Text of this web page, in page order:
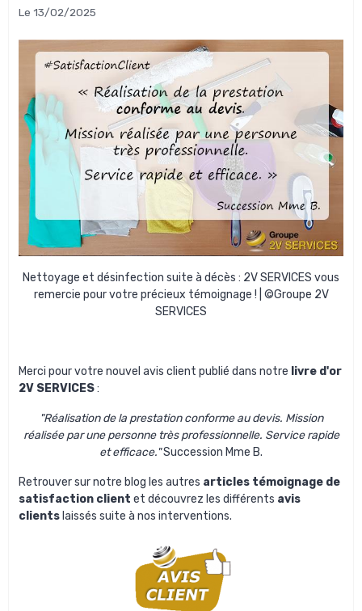
Le 13/02/2025
Nettoyage et désinfection suite à décès : 2V SERVICES vous
remercie pour votre précieux témoignage ! | ©Groupe 2V
SERVICES
Merci pour votre nouvel avis client publié dans notre livre d'or
2V SERVICES:
"Réalisation de la prestation conforme au devis. Mission
réalisée par une personne très professionnelle. Service rapide
et efficace."Succession Mme B.
Retrouver sur notre blog les autres articles témoignage de
satisfaction client et découvrez les différents avis
clients laissés suite à nos interventions.